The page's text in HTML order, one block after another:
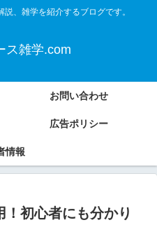
、雑学を紹介するブログです。
ス雑学.com
お問い合わせ
広告ポリシー
情報
初心者にも分かり